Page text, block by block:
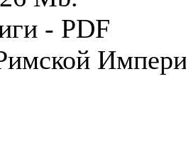
- PDF